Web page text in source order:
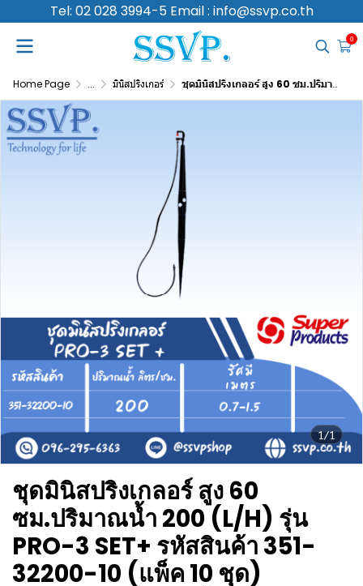
Tel: 02 028 3994-5 Email : info@ssvp.co.th
0
Home Page ... มินิสปริงเกอร์ ชุดมินิสปริงเกลอร์ สูง 60 ซม.ปริมาณน้ำ 200 (L/H) รุ่น PRO-3 SET+ รหัสสินค้า 351-32200-10 (แพ็ค 10 ชุด)
1/1
ชุดมินิสปริงเกลอร์ สูง 60
ซม.ปริมาณน้ำ 200 (L/H) รุ่น
PRO-3 SET+ รหัสสินค้า 351-
32200-10 (แพ็ค 10 ชุด)